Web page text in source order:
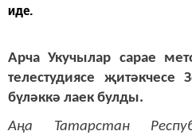
иде.
Арча Укучылар сарае
телестудиясе
бүләккә лаек булды.
Аңа Татарстан